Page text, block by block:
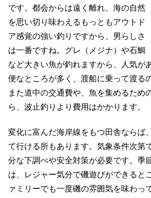
です。都会からは遠く離れ、海の自然
を思い切り味わえるもっともアウトド
ア感覚の強い釣りですから、男らしさ
は一番ですね。グレ（メジナ）や石鯛
など大きい魚が釣れますから、人気が
便なところが多く、渡船に乗って渡る
また道中の交通費や、魚を集めるため
ら、波止釣りより費用はかかります。
変化に富んだ海岸線をもつ田舎ならば
て行ける所もあります。気象条件次第
分な下調べや安全対策が必要です。季
は、レジャー気分で磯遊びができると
ァミリーでも一度磯の雰囲気を味わっ